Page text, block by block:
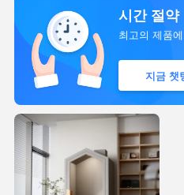
시간 절약
최고의 제품
지금 챗